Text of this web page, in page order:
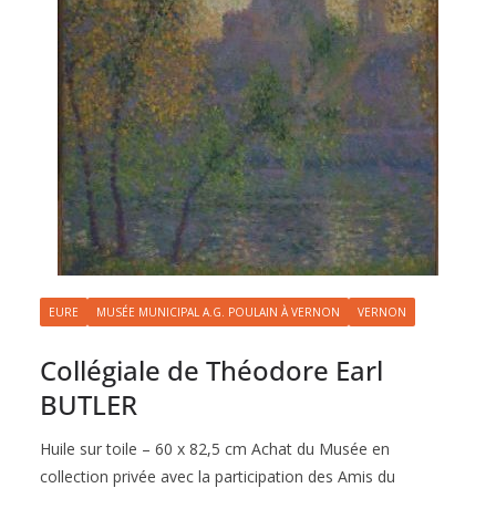
EURE MUSÉE MUNICIPAL A.G. POULAIN À VERNON VERNON
Collégiale de Théodore Earl
BUTLER
Huile sur toile – 60 x 82,5 cm Achat du Musée en
collection privée avec la participation des Amis du